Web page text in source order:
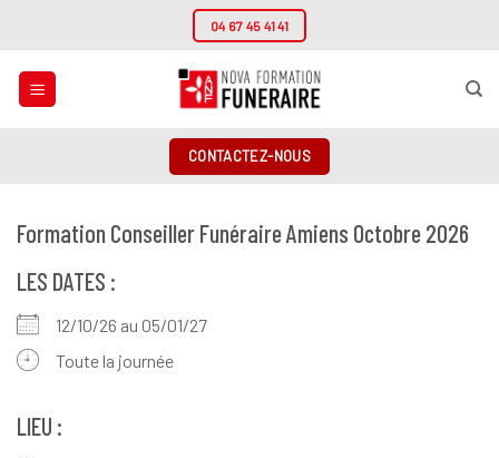
contenu
04 67 45 41 41
CONTACTEZ-NOUS
Formation Conseiller Funéraire Amiens Octobre 2026
LES DATES :
12/10/26 au 05/01/27
Toute la journée
LIEU :